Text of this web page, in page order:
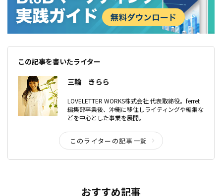
この記事を書いたライター
三輪 きらら
LOVELETTER WORKS株式会社 代表取締役。ferret
編集部卒業後、沖縄に移住しライティングや編集な
どを中心とした事業を展開。
このライターの記事一覧
おすすめ記事